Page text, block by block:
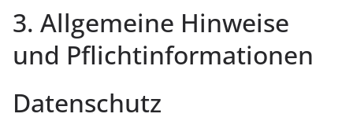
3. Allgemeine Hinweise
und Pflicht­informationen
Datenschutz